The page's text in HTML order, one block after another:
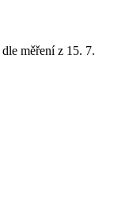
dle měření z 15. 7.